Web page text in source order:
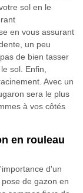
sol en le
en vous assurant
un peu
de bien tasser
sol. Enfin,
Avec un
sera le plus
à vos côtés
en rouleau
d'un
de gazon en